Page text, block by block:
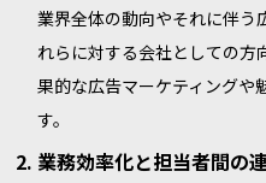
業界全体の動向やそれに伴う
れらに対する会社としての
果的な広告マーケティングや
す。
業務効率化と担当者間の